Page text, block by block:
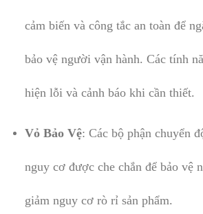
cảm biến và công tắc an toàn để
bảo vệ người vận hành. Các tính
hiện lỗi và cảnh báo khi cần thiết.
Vỏ Bảo Vệ: Các bộ phận chuyển
nguy cơ được che chắn để bảo vệ
giảm nguy cơ rò rỉ sản phẩm.